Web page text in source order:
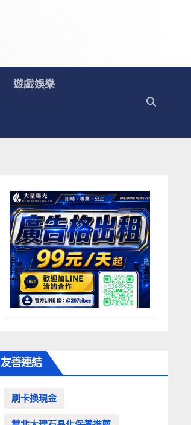
遊戲娛樂
友善連結
刷卡換現金